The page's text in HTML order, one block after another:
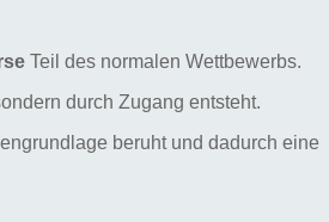
Teil des normalen Wettbewerbs.
durch Zugang entsteht.
beruht und dadurch eine